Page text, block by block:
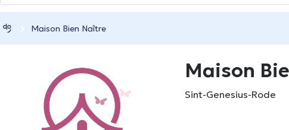
Maison Bien Naître
Maison
Sint-Genesius-Rode